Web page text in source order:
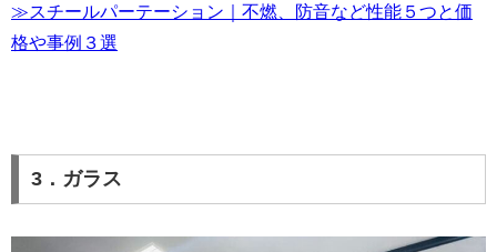
≫スチールパーテーション｜不燃、防音など性能５つと価
格や事例３選
3．ガラス